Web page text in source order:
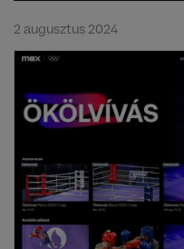
2 augusztus 2024